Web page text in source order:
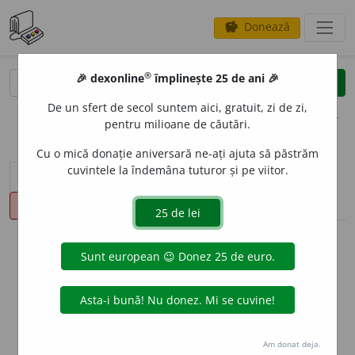
savings Donează
clear
opțiuni
sinteza definițiilor (1) definiții (8)
declinări
info
Aceste definiții sunt compilate de
echipa dexonline. Definițiile
originale se află pe filadefiniții.
Puteți reordona filele pe pagina de
🎉 dexonline® împlinește 25 de ani 🎉
De un sfert de secol suntem aici, gratuit, zi de zi,
pentru milioane de căutări.
Cu o mică donație aniversară ne-ați ajuta să păstrăm
cuvintele la îndemâna tuturor și pe viitor.
Am donat deja.